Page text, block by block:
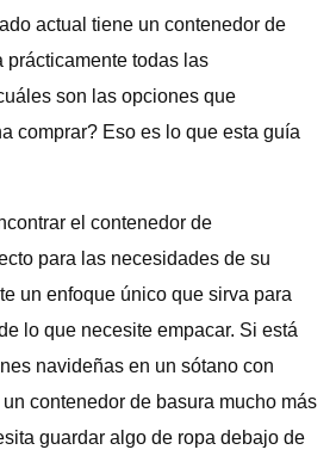
actual tiene un contenedor de
prácticamente todas las
son las opciones que
comprar? Eso es lo que esta guía
el contenedor de
para las necesidades de su
un enfoque único que sirva para
lo que necesite empacar. Si está
navideñas en un sótano con
contenedor de basura mucho más
guardar algo de ropa debajo de